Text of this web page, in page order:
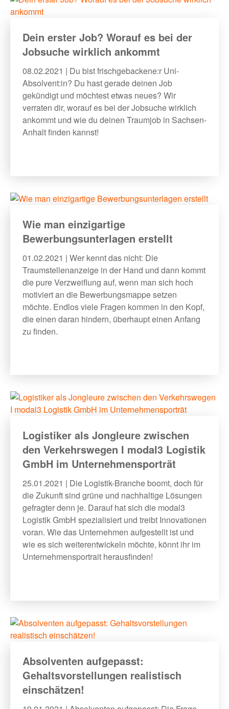
Dein erster Job? Worauf es bei der
Jobsuche wirklich ankommt
08.02.2021 | Du bist frischgebackene:r Uni-
Absolvent:in? Du hast gerade deinen Job
gekündigt und möchtest etwas neues? Wir
verraten dir, worauf es bei der Jobsuche wirklich
ankommt und wie du deinen Traumjob in Sachsen-
Anhalt finden kannst!
Wie man einzigartige
Bewerbungsunterlagen erstellt
01.02.2021 | Wer kennt das nicht: Die
Traumstellenanzeige in der Hand und dann kommt
die pure Verzweiflung auf, wenn man sich hoch
motiviert an die Bewerbungsmappe setzen
möchte. Endlos viele Fragen kommen in den Kopf,
die einen daran hindern, überhaupt einen Anfang
zu finden.
Logistiker als Jongleure zwischen
den Verkehrswegen I modal3 Logistik
GmbH im Unternehmensporträt
25.01.2021 | Die Logistik-Branche boomt, doch für
die Zukunft sind grüne und nachhaltige Lösungen
gefragter denn je. Darauf hat sich die modal3
Logistik GmbH spezialisiert und treibt Innovationen
voran. Wie das Unternehmen aufgestellt ist und
wie es sich weiterentwickeln möchte, könnt ihr im
Unternehmensportrait herausfinden!
Absolventen aufgepasst:
Gehaltsvorstellungen realistisch
einschätzen!